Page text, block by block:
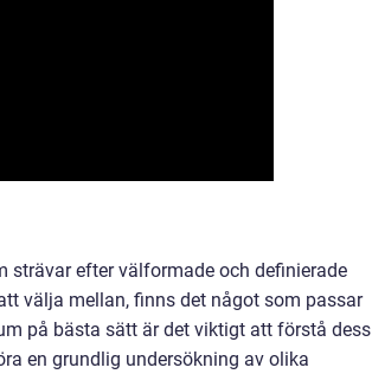
strävar efter välformade och definierade
välja mellan, finns det något som passar
på bästa sätt är det viktigt att förstå dess
en grundlig undersökning av olika